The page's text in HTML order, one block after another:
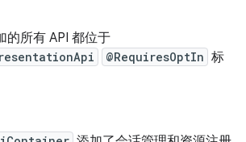
的所有 API 都位于
@RequiresOptIn 标